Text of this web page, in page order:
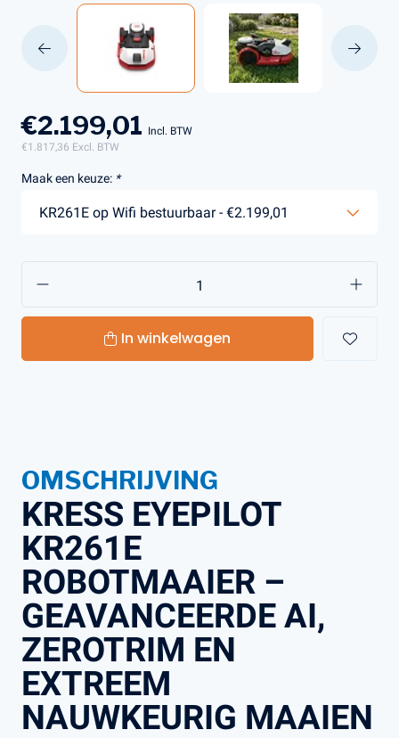
€2.199,01 Incl. BTW
€1.817,36 Excl. BTW
Maak een keuze: *
In winkelwagen
OMSCHRIJVING
KRESS EYEPILOT
KR261E
ROBOTMAAIER –
GEAVANCEERDE AI,
ZEROTRIM EN
EXTREEM
NAUWKEURIG MAAIEN